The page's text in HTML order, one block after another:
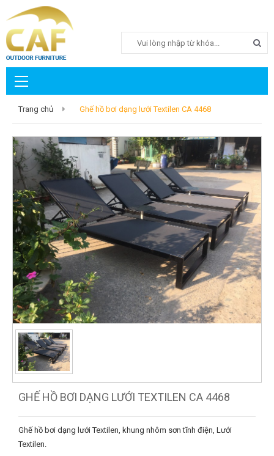
Trang chủ Ghế hồ bơi dạng lưới Textilen CA 4468
GHẾ HỒ BƠI DẠNG LƯỚI TEXTILEN CA 4468
Ghế hồ bơi dạng lưới Textilen, khung nhôm sơn tĩnh điện, Lưới
Textilen.